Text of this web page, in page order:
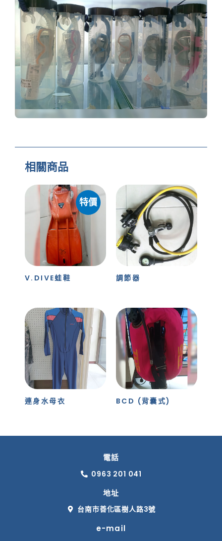
相關商品
特價
V.DIVE蛙鞋 調節器
連身水母衣 BCD (背囊式)
電話
0963 201 041
地址
台南市善化區樹人路3號
e-mail